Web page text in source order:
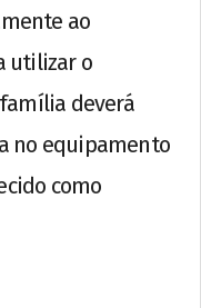
ao
utilizar o
deverá
no equipamento
como